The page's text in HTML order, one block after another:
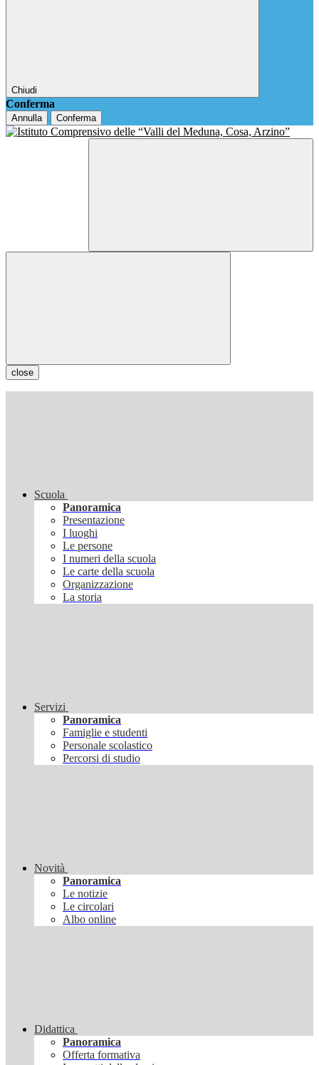
Chiudi
Conferma
Annulla Conferma
close
Scuola
Panoramica
Presentazione
I luoghi
Le persone
I numeri della scuola
Le carte della scuola
Organizzazione
La storia
Servizi
Panoramica
Famiglie e studenti
Personale scolastico
Percorsi di studio
Novità
Panoramica
Le notizie
Le circolari
Albo online
Didattica
Panoramica
Offerta formativa